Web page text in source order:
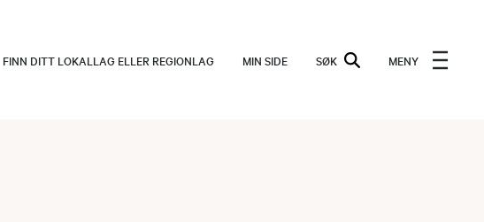
FINN DITT LOKALLAG ELLER REGIONLAG MIN SIDE SØK MENY